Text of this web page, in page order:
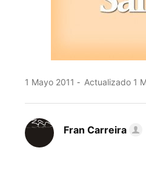
1 Mayo 2011 Actualizado 1
Fran Carreira